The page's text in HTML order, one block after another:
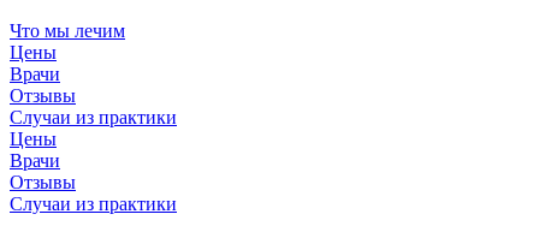
Что мы лечим
Цены
Врачи
Отзывы
Случаи из практики
Цены
Врачи
Отзывы
Случаи из практики